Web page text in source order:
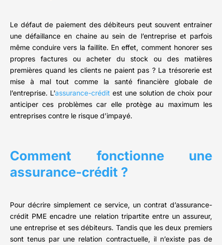
Le défaut de paiement des débiteurs peut souvent entrainer
une défaillance en chaine au sein de l’entreprise et parfois
même conduire vers la faillite. En effet, comment honorer ses
propres factures ou acheter du stock ou des matières
premières quand les clients ne paient pas ? La trésorerie est
mise à mal tout comme la santé financière globale de
l’entreprise. L’assurance-crédit est une solution de choix pour
anticiper ces problèmes car elle protège au maximum les
entreprises contre le risque d’impayé.
Comment fonctionne une
assurance-crédit ?
Pour décrire simplement ce service, un contrat d’assurance-
crédit PME encadre une relation tripartite entre un assureur,
une entreprise et ses débiteurs. Tandis que les deux premiers
sont tenus par une relation contractuelle, il n’existe pas de